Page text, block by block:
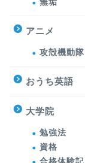
無垢
アニメ
攻殻機動隊
おうち英語
大学院
勉強法
資格